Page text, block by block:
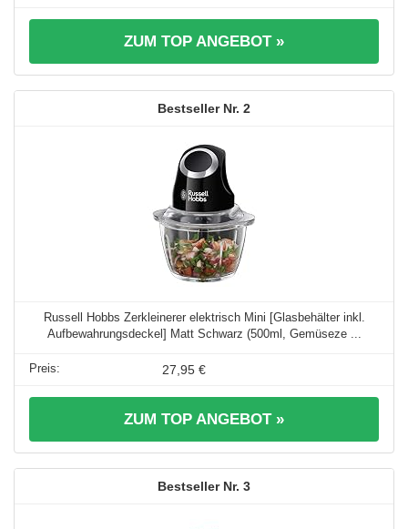
ZUM TOP ANGEBOT »
2
Russell Hobbs Zerkleinerer elektrisch Mini [Glasbehälter inkl.
Aufbewahrungsdeckel] Matt Schwarz (500ml, Gemüseze ...
27,95 €
ZUM TOP ANGEBOT »
3